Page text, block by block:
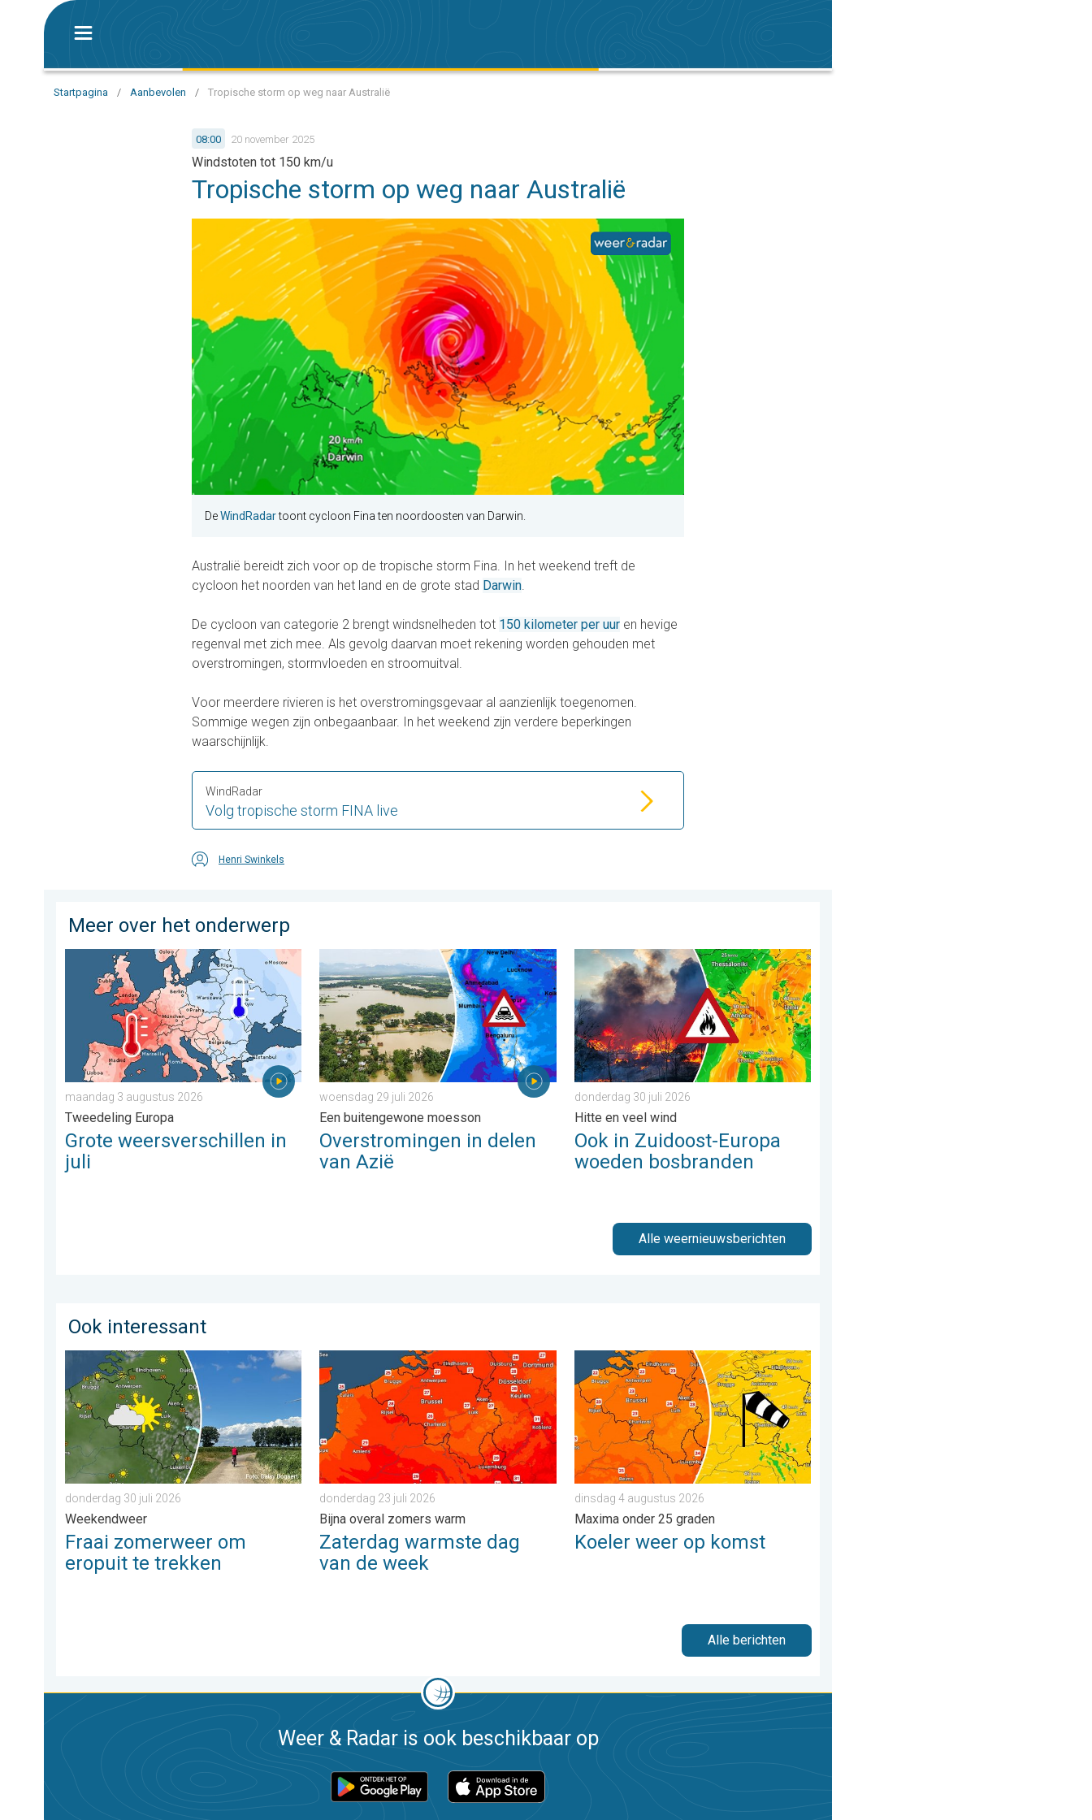
Startpagina / Aanbevolen / Tropische storm op weg naar Australië
08:00 20 november 2025
Windstoten tot 150 km/u
Tropische storm op weg naar Australië
DeWindRadartoont cycloon Fina ten noordoosten van Darwin.
Australië bereidt zich voor op de tropische storm Fina. In het weekend treft de
cycloon het noorden van het land en de grote stad Darwin.
De cycloon van categorie 2 brengt windsnelheden tot 150 kilometer per uur en hevige
regenval met zich mee. Als gevolg daarvan moet rekening worden gehouden met
overstromingen, stormvloeden en stroomuitval.
Voor meerdere rivieren is het overstromingsgevaar al aanzienlijk toegenomen.
Sommige wegen zijn onbegaanbaar. In het weekend zijn verdere beperkingen
waarschijnlijk.
Volg tropische storm FINA live
WindRadar
Henri Swinkels
Meer over het onderwerp
Grote weersverschillen in juli. Tweedeling Europa. . . maandag 3 augustus 2026
maandag 3 augustus 2026
Tweedeling Europa
Grote weersverschillen in
juli
Overstromingen in delen van Azië. Een buitengewone moesson. . . woensdag 29 juli 2026
woensdag 29 juli 2026
Een buitengewone moesson
Overstromingen in delen
van Azië
Ook in Zuidoost-Europa woeden bosbranden. Hitte en veel wind. . . donderdag 30 juli 2026
donderdag 30 juli 2026
Hitte en veel wind
Ook in Zuidoost-Europa
woeden bosbranden
Alle weernieuwsberichten
Ook interessant
Fraai zomerweer om eropuit te trekken. Weekendweer. . . donderdag 30 juli 2026
donderdag 30 juli 2026
Weekendweer
Fraai zomerweer om
eropuit te trekken
Zaterdag warmste dag van de week. Bijna overal zomers warm. . . donderdag 23 juli 2026
donderdag 23 juli 2026
Bijna overal zomers warm
Zaterdag warmste dag
van de week
Koeler weer op komst. Maxima onder 25 graden. . . dinsdag 4 augustus 2026
dinsdag 4 augustus 2026
Maxima onder 25 graden
Koeler weer op komst
Alle berichten
Weer & Radar is ook beschikbaar op